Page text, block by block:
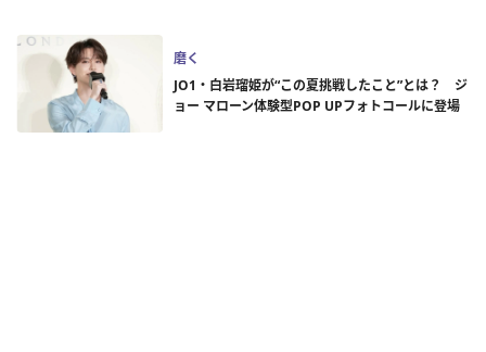
磨く
JO1・白岩瑠姫が“この夏挑戦したこと”とは？ ジ
ョー マローン体験型POP UPフォトコールに登場